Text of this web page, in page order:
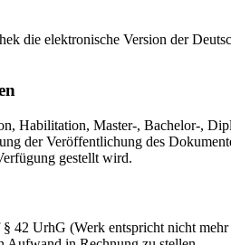
die elektronische Version der
Habilitation, Master-, Bachelor-,
der Veröffentlichung des
gestellt wird.
42 UrhG (Werk entspricht nicht